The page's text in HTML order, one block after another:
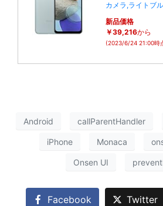
カメラ,ライトブ
新品価格
￥39,216から
(2023/6/24 21:00時
Android callParentHandler
iPhone Monaca
Onsen UI
Facebook Twitter